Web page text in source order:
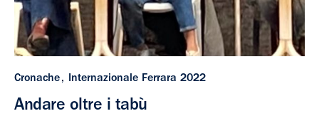
Cronache Internazionale Ferrara 2022
Andare oltre i tabù